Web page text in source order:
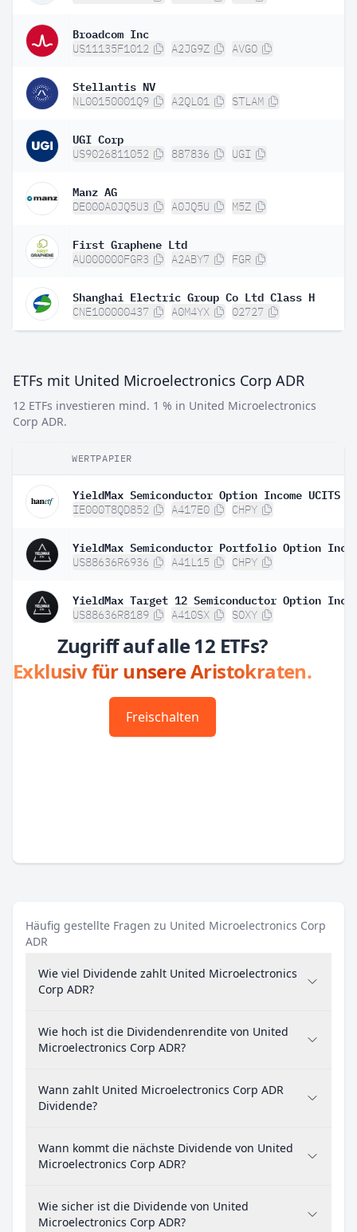
Broadcom Inc
US11135F1012 A2JG9Z AVGO
Stellantis NV
NL00150001Q9 A2QL01 STLAM
UGI Corp
US9026811052 887836 UGI
Manz AG
DE000A0JQ5U3 A0JQ5U M5Z
First Graphene Ltd
AU000000FGR3 A2ABY7 FGR
Shanghai Electric Group Co Ltd Class H
CNE100000437 A0M4YX 02727
ETFs mit United Microelectronics Corp ADR
12 ETFs investieren mind. 1 % in United Microelectronics
Corp ADR.
WERTPAPIER
IE000T8QD852 A417E0 CHPY
US88636R6936 A41L15 CHPY
US88636R8189 A410SX SOXY
Zugriff auf alle 12 ETFs?
Exklusiv für unsere Aristokraten.
Freischalten
Häufig gestellte Fragen zu United Microelectronics Corp
ADR
Wie viel Dividende zahlt United Microelectronics
Corp ADR?
Wie hoch ist die Dividendenrendite von United
Microelectronics Corp ADR?
Wann zahlt United Microelectronics Corp ADR
Dividende?
Wann kommt die nächste Dividende von United
Microelectronics Corp ADR?
Wie sicher ist die Dividende von United
Microelectronics Corp ADR?